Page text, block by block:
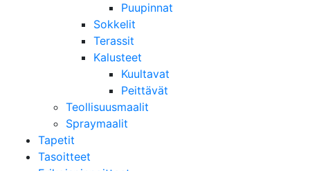
Puupinnat
Sokkelit
Terassit
Kalusteet
Kuultavat
Peittävät
Teollisuusmaalit
Spraymaalit
Tapetit
Tasoitteet